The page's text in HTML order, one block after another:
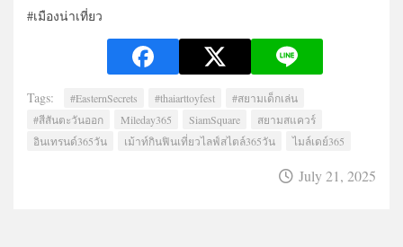
#เมืองน่าเที่ยว
Tags: #EasternSecrets #thaiarttoyfest
#สยามเด็กเล่น
#สีสันตะวันออก
Mileday365 SiamSquare
สยามสแควร์
อินเทรนด์365วัน
เม้าท์กินฟินเที่ยวไลฟ์สไตล์365วัน ไมล์เดย์365
July 21, 2025